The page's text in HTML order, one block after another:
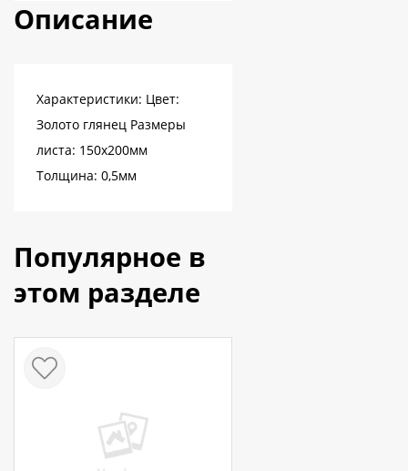
Описание
Характеристики: Цвет:
Золото глянец Размеры
листа: 150х200мм
Толщина: 0,5мм
Популярное в
этом разделе